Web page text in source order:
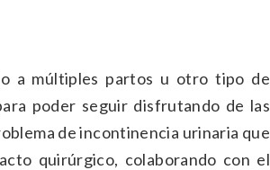
a múltiples partos u otro tipo de
poder seguir disfrutando de las
de incontinencia urinaria que
quirúrgico, colaborando con el